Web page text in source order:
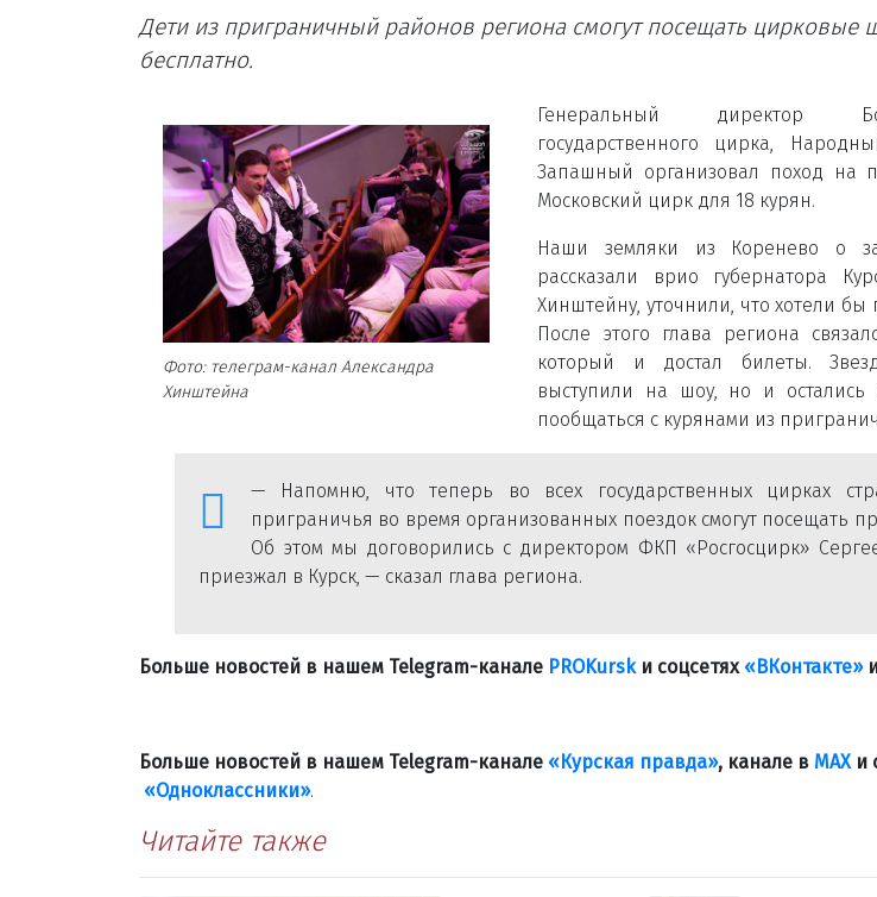
Дети из приграничный районов региона смогут посещать цирковые
бесплатно.
Фото: телеграм-канал Александра
Хинштейна
Генеральный директор
государственного цирка,
Запашный организовал поход на
Московский цирк для 18 курян.
Наши земляки из Коренево о
рассказали врио губернатора
Хинштейну, уточнили, что хотели
После этого глава региона
который и достал билеты.
выступили на шоу, но и остались
пообщаться с курянами из
— Напомню, что теперь во всех государственных цирках
приграничья во время организованных поездок смогут посещать
Об этом мы договорились с директором ФКП «Росгосцирк»
приезжал в Курск, — сказал глава региона.
Больше новостей в нашем Telegram-канале PROKurskи соцсетях «ВКонтакте»
Больше новостей в нашем Telegram-канале «Курская правда», канале в МАХ и
«Одноклассники».
Читайте также